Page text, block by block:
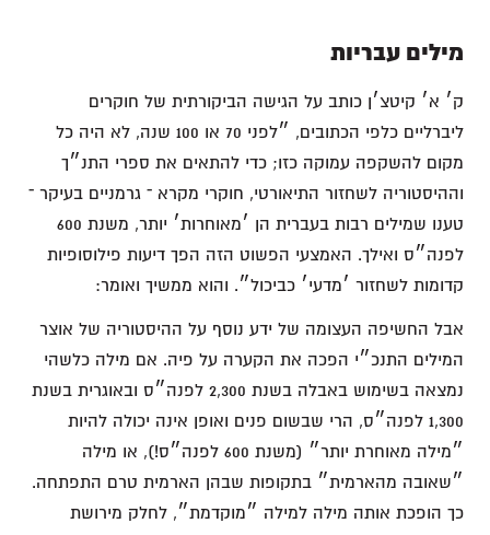
מילים עבריות
ק׳ א׳ קיטצ׳ן כותב על הגישה הביקורתית של חוקרים
ליברליים כלפי הכתובים, ״לפני 70 או 100 שנה, לא היה כל
מקום להשקפה עמוקה כזו; כדי להתאים את ספרי התנ״ך
וההיסטוריה לשחזור התיאורטי, חוקרי מקרא ־ גרמניים בעיקר ־
טענו שמילים רבות בעברית הן ׳מאוחרות׳ יותר, משנת 600
לפנה״ס ואילך. האמצעי הפשוט הזה הפך דיעות פילוסופיות
קדומות לשחזור ׳מדעי׳ כביכול״. והוא ממשיך ואומר:
אבל החשיפה העצומה של ידע נוסף על ההיסטוריה של אוצר
המילים התנכ״י הפכה את הקערה על פיה. אם מילה כלשהי
נמצאה בשימוש באבלה בשנת 2,300 לפנה״ס ובאוגרית בשנת
1,300 לפנה״ס, הרי שבשום פנים ואופן אינה יכולה להיות
״מילה מאוחרת יותר״ (משנת 600 לפנה״ס!), או מילה
״שאובה מהארמית״ בתקופות שבהן הארמית טרם התפתחה.
כך הופכת אותה מילה למילה ״מוקדמת״, לחלק מירושת